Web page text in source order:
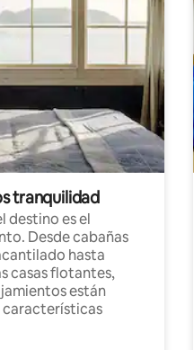
tranquilidad
destino es el
Desde cabañas
hasta
casas flotantes,
están
características